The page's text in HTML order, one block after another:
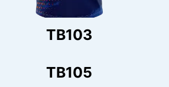
TB103
TB105